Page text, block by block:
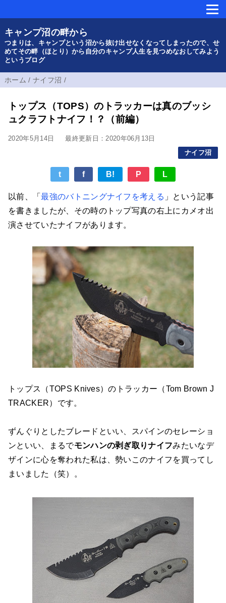
キャンプ沼の畔から
つまりは、キャンプという沼から抜け出せなくなってしまったので、せ
めてその畔（ほとり）から自分のキャンプ人生を見つめなおしてみよう
というブログ
ホーム / ナイフ沼 /
トップス（TOPS）のトラッカーは真のブッシ
ュクラフトナイフ！？（前編）
2020年5月14日
最終更新日：2020年06月13日
ナイフ沼
t f B! P L
以前、「最強のバトニングナイフを考える 」という記事
を書きましたが、その時のトップ写真の右上にカメオ出
演させていたナイフがあります。
トップス（TOPS Knives）のトラッカー（Tom Brown J
TRACKER）です。
ずんぐりとしたブレードといい、スパインのセレーショ
ンといい、まるでモンハンの剥ぎ取りナイフみたいなデ
ザインに心を奪われた私は、勢いこのナイフを買ってし
まいました（笑）。